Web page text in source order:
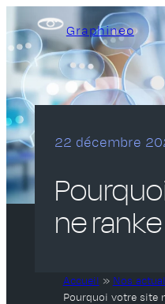
au
contenu
Graphineo
22 décembre
ne
Accueil » Nos
Pourquoi votre site